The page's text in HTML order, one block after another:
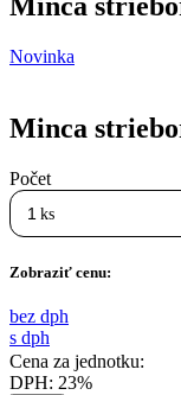
Minca
Novinka
Minca
Počet
ks
Zobraziť cenu:
bez dph
s dph
Cena za jednotku:
DPH: 23%